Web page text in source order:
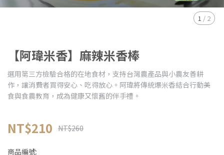
1 / 2
【阿瑋米香】麻辣米香棒
選用第三方檢驗合格的在地食材，支持台灣農產品與小農友善耕
作，讓消費者買得安心、吃得放心。阿瑋將傳統爆米香結合行動美
食與食農教育，成為健康又懷舊的伴手禮。
NT$210 NT$260
商品編號: